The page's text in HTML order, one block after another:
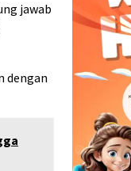
jawab
dengan